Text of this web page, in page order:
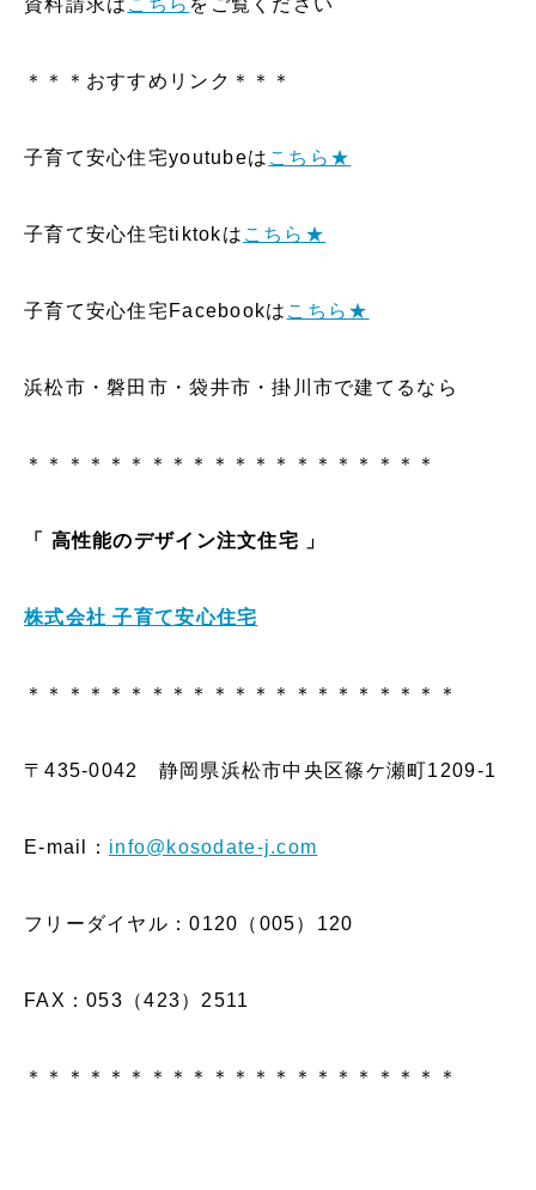
資料請求は こちら をご覧ください
＊＊＊おすすめリンク＊＊＊
子育て安心住宅youtubeは こちら★
子育て安心住宅tiktokは こちら★
子育て安心住宅Facebookは こちら★
浜松市・磐田市・袋井市・掛川市で建てるなら
＊＊＊＊＊＊＊＊＊＊＊＊＊＊＊＊＊＊＊＊
「 高性能のデザイン注文住宅 」
株式会社 子育て安心住宅
＊＊＊＊＊＊＊＊＊＊＊＊＊＊＊＊＊＊＊＊＊
〒435-0042 静岡県浜松市中央区篠ケ瀬町1209-1
E-mail： info@kosodate-j.com
フリーダイヤル：0120（005）120
FAX：053（423）2511
＊＊＊＊＊＊＊＊＊＊＊＊＊＊＊＊＊＊＊＊＊